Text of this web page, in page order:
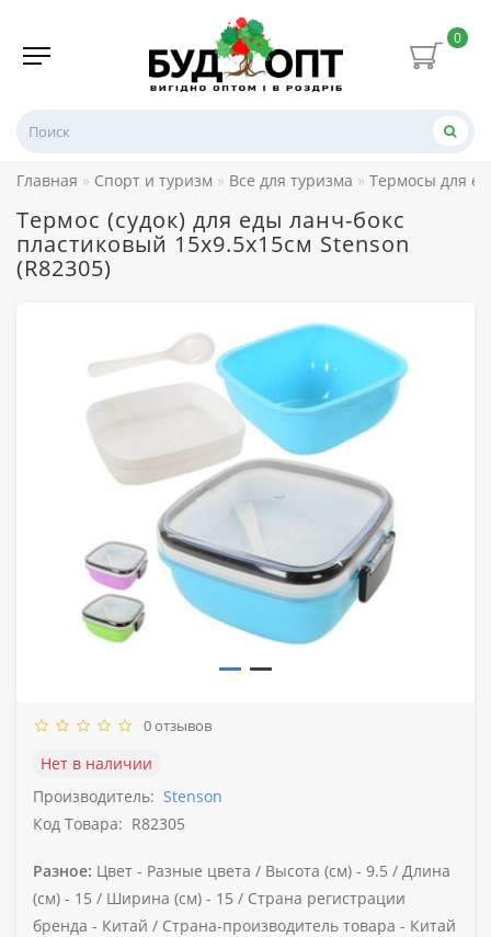
0
Главная Спорт и туризм Все для туризма Термосы для
Термос (судок) для еды ланч-бокс
пластиковый 15x9.5x15см Stenson
(R82305)
0 отзывов
Нет в наличии
Производитель: Stenson
Код Товара: R82305
Разное: Цвет - Разные цвета / Высота (см) - 9.5 / Длина
(см) - 15 / Ширина (см) - 15 / Страна регистрации
бренда - Китай / Страна-производитель товара - Китай